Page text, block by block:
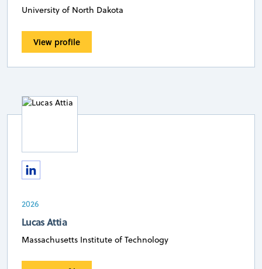
University of North Dakota
View profile
2026
Lucas Attia
Massachusetts Institute of Technology